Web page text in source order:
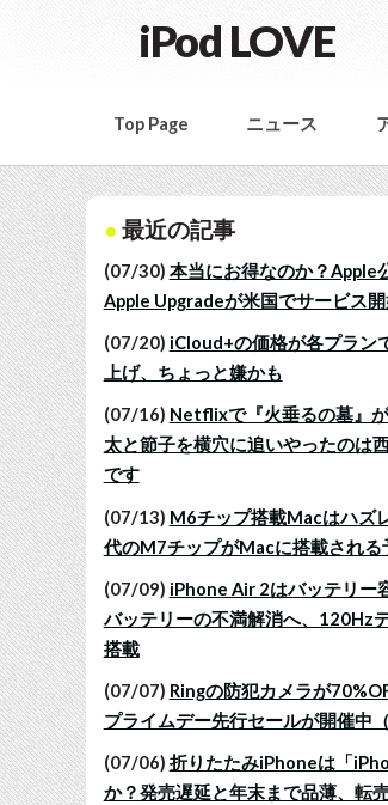
iPod LOVE
Top Page ニュース
最近の記事
(07/30) 本当にお得なのか？Apple
Apple Upgradeが米国でサービス
(07/20) iCloud+の価格が各プラン
上げ、ちょっと嫌かも
(07/16) Netflixで『火垂るの墓』
太と節子を横穴に追いやったのは
です
(07/13) M6チップ搭載Macはハズ
代のM7チップがMacに搭載される
(07/09) iPhone Air 2はバッテリー
バッテリーの不満解消へ、120Hz
搭載
(07/07) Ringの防犯カメラが
プライムデー先行セールが開催中
(07/06) 折りたたみiPhoneは「
か？発売遅延と年末まで品薄、転